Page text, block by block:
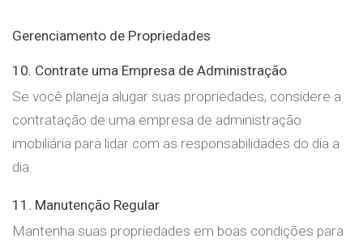
Gerenciamento de Propriedades
10. Contrate uma Empresa de Administração
Se você planeja alugar suas propriedades, considere a
contratação de uma empresa de administração
imobiliária para lidar com as responsabilidades do dia a
dia.
11. Manutenção Regular
Mantenha suas propriedades em boas condições para